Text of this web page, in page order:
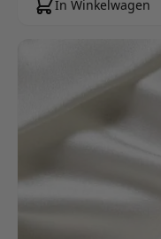
In Winkelwagen